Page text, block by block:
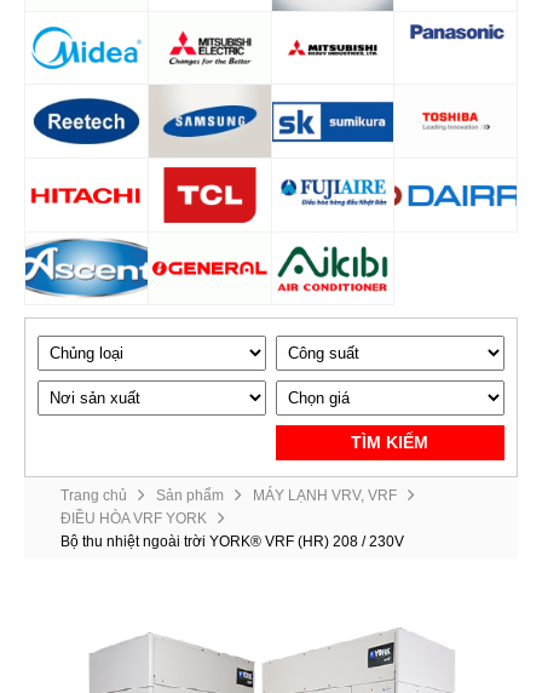
TÌM KIẾM
Trang chủ Sản phẩm
MÁY LẠNH VRV, VRF
ĐIỀU HÒA VRF YORK
Bộ thu nhiệt ngoài trời YORK® VRF (HR) 208 / 230V